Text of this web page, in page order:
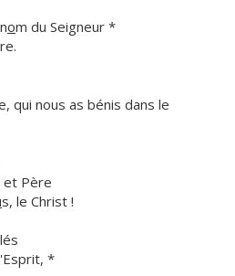
om du Seigneur *
qui nous as bénis dans le
et Père
s, le Christ !
*